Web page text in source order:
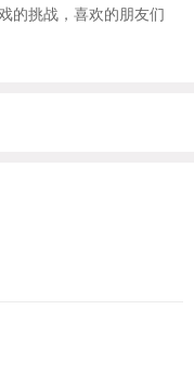
的挑战，喜欢的朋友们